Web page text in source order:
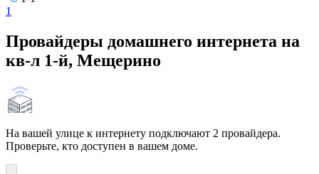
1
Провайдеры домашнего интернета на
кв-л 1-й, Мещерино
На вашей улице к интернету подключают 2 провайдера.
Проверьте, кто доступен в вашем доме.